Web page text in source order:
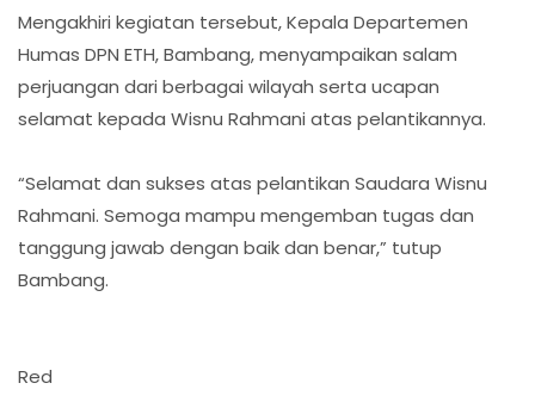
Mengakhiri kegiatan tersebut, Kepala Departemen
Humas DPN ETH, Bambang, menyampaikan salam
perjuangan dari berbagai wilayah serta ucapan
selamat kepada Wisnu Rahmani atas pelantikannya.
“Selamat dan sukses atas pelantikan Saudara Wisnu
Rahmani. Semoga mampu mengemban tugas dan
tanggung jawab dengan baik dan benar,” tutup
Bambang.
Red